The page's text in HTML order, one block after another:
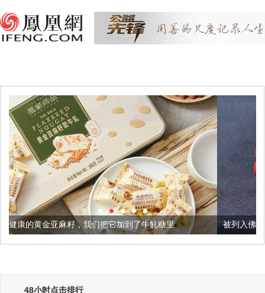
我们把它加到了牛轧糖里 被列入佛家七宝的它到底有多美
48小时点击排行